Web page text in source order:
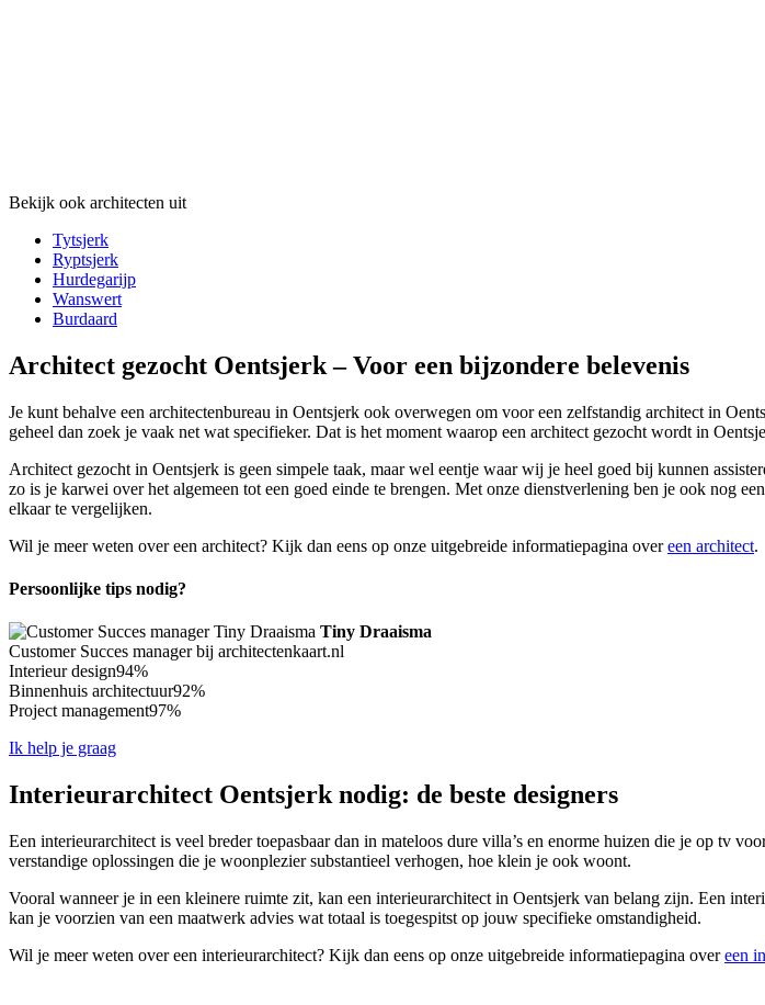
Bekijk ook architecten uit
Tytsjerk
Ryptsjerk
Hurdegarijp
Wanswert
Burdaard
Architect gezocht Oentsjerk – Voor een bijzondere belevenis
Je kunt behalve een architectenbureau in Oentsjerk ook overwegen om voor een zelfstandig architect in
geheel dan zoek je vaak net wat specifieker. Dat is het moment waarop een architect gezocht wordt in
Architect gezocht in Oentsjerk is geen simpele taak, maar wel eentje waar wij je heel goed bij kunnen
zo is je karwei over het algemeen tot een goed einde te brengen. Met onze dienstverlening ben je ook nog
elkaar te vergelijken.
Wil je meer weten over een architect? Kijk dan eens op onze uitgebreide informatiepagina overeen architect.
Persoonlijke tips nodig?
Tiny Draaisma
Customer Succes manager bij architectenkaart.nl
Interieur design94%
Binnenhuis architectuur92%
Project management97%
Ik help je graag
Interieurarchitect Oentsjerk nodig: de beste designers
Een interieurarchitect is veel breder toepasbaar dan in mateloos dure villa’s en enorme huizen die je op tv
verstandige oplossingen die je woonplezier substantieel verhogen, hoe klein je ook woont.
Vooral wanneer je in een kleinere ruimte zit, kan een interieurarchitect in Oentsjerk van belang zijn. Een
kan je voorzien van een maatwerk advies wat totaal is toegespitst op jouw specifieke omstandigheid.
Wil je meer weten over een interieurarchitect? Kijk dan eens op onze uitgebreide informatiepagina overeen